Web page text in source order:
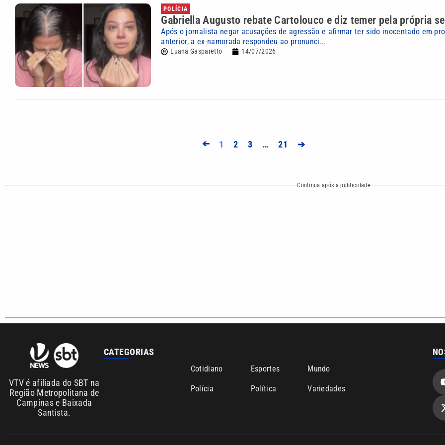
POLÍCIA
Gabriella Augusto rebate Cartolouco e diz temer pela própria
Após o jornalista negar acusações de agressão e afirmar ter sido inocentado em
anterior, a ex-namorada respondeu ao pronunci...
Luana Gasparetto 14/07/2026
➔ 1 2 3 … 21 ➔
Continua após a publicidade
Sobre nós Anuncie agora com a emissora VTV SBT Área de cobertura que a VTV SBT acompanha: Entre em contato com a VTV News
Copyright © 2026. Todos os direitos reservados | Empresa de Comunicação PRM Ltda – CNPJ: 01.773.119.0001-60